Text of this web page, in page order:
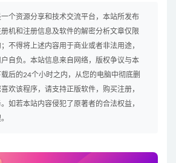
个资源分享和技术交流平台，本站所发布
机和注册信息及软件的解密分析文章仅限
不得将上述内容用于商业或者非法用途，
自负。本站信息来自网络，版权争议与本
后的24个小时之内，从您的电脑中彻底删
欢该程序，请支持正版软件，购买注册，
如若本站内容侵犯了原著者的合法权益，